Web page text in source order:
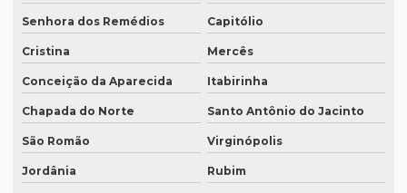
Senhora dos Remédios Capitólio
Cristina Mercês
Conceição da Aparecida Itabirinha
Chapada do Norte Santo Antônio do Jacinto
São Romão Virginópolis
Jordânia Rubim